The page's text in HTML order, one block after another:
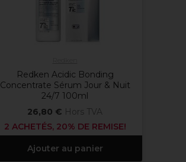
Redken Acidic Bonding
Concentrate Sérum Jour & Nuit
24/7 100ml
26,80 € Hors TVA
2 ACHETÉS, 20% DE REMISE!
Ajouter au panier